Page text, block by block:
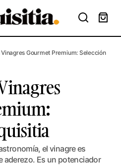
Gourmet Premium: Selección
el vinagre es
aderezo. Es un potenciador